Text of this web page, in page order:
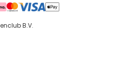
B.V.